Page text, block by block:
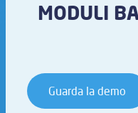
MODULI
Guarda la demo